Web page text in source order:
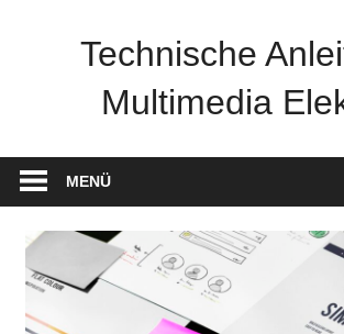
Technische
Multimedia
MENÜ